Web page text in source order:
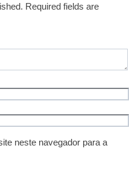
Required fields are
neste navegador para a